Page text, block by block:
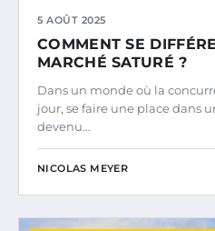
5 AOÛT 2025
COMMENT SE
MARCHÉ SATURÉ ?
Dans un monde où la
jour, se faire une place dans
devenu…
NICOLAS MEYER